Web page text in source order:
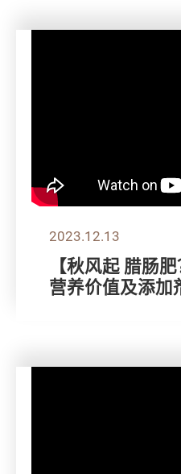
2023.12.13
【秋风起 腊肠
营养价值及添加